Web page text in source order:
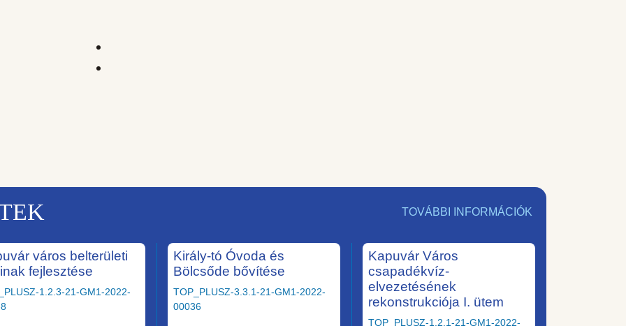
TOVÁBBI INFORMÁCIÓK
város belterületi
fejlesztése
1.2.3-21-GM1-2022-
Király-tó Óvoda és
Bölcsőde bővítése
TOP_PLUSZ-3.3.1-21-GM1-2022-
00036
Kapuvár Város
csapadékvíz-
elvezetésének
rekonstrukciója I. ütem
TOP_PLUSZ-1.2.1-21-GM1-2022-